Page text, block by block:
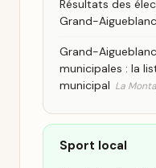
Résultats des
Grand-
Grand-
municipales : la
municipal La
Sport local